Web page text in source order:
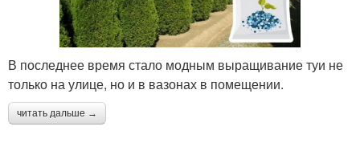
В последнее время стало модным выращивание туи не
только на улице, но и в вазонах в помещении.
читать дальше →